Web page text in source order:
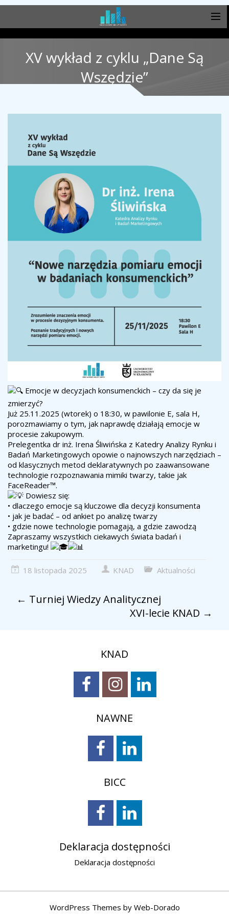
XV wykład z cyklu „Dane Są
Wszędzie”
Emocje w decyzjach konsumenckich – czy da się je
zmierzyć?
Już 25.11.2025 (wtorek) o 18:30, w pawilonie E, sala H,
porozmawiamy o tym, jak naprawdę działają emocje w
procesie zakupowym.
Prelegentka dr inż. Irena Śliwińska z Katedry Analizy Rynku i
Badań Marketingowych opowie o najnowszych narzędziach –
od klasycznych metod deklaratywnych po zaawansowane
technologie rozpoznawania mimiki twarzy, takie jak
FaceReader™.
Dowiesz się:
• dlaczego emocje są kluczowe dla decyzji konsumenta
• jak je badać – od ankiet po analizę twarzy
• gdzie nowe technologie pomagają, a gdzie zawodzą
Zapraszamy wszystkich ciekawych świata badań i
marketingu!
18 listopada 2025 KNAD Aktualności
← Turniej Wiedzy Analitycznej
XVI-lecie KNAD →
KNAD
NAWNE
BICC
Deklaracja dostępności
Deklaracja dostępności
WordPress Themes by Web-Dorado